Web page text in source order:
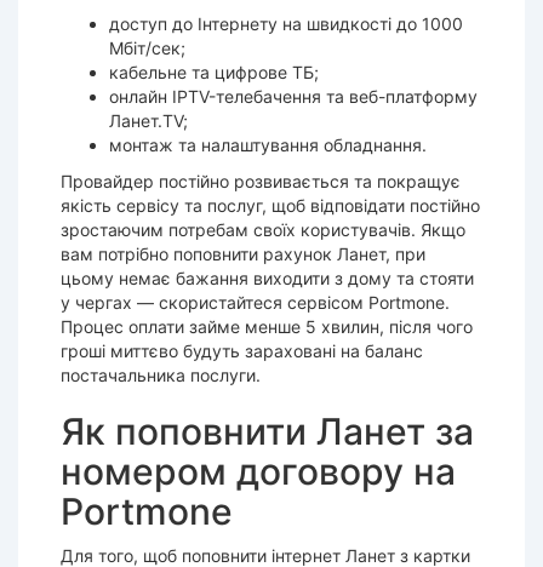
доступ до Інтернету на швидкості до 1000
Мбіт/сек;
кабельне та цифрове ТБ;
онлайн IPTV-телебачення та веб-платформу
Ланет.TV;
монтаж та налаштування обладнання.
Провайдер постійно розвивається та покращує
якість сервісу та послуг, щоб відповідати постійно
зростаючим потребам своїх користувачів. Якщо
вам потрібно поповнити рахунок Ланет, при
цьому немає бажання виходити з дому та стояти
у чергах — скористайтеся сервісом Portmone.
Процес оплати займе менше 5 хвилин, після чого
гроші миттєво будуть зараховані на баланс
постачальника послуги.
Як поповнити Ланет за
номером договору на
Portmone
Для того, щоб поповнити інтернет Ланет з картки